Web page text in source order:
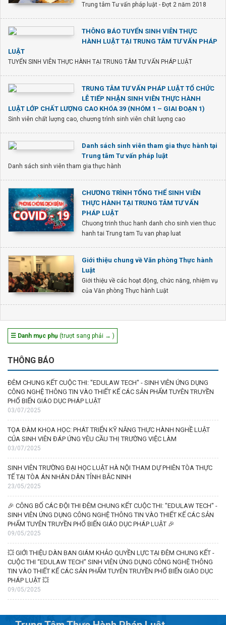
Trung tâm Tư vấn pháp luật - Đợt 2 năm 2018
THÔNG BÁO TUYỂN SINH VIÊN THỰC
HÀNH LUẬT TẠI TRUNG TÂM TƯ VẤN PHÁP
LUẬT
TUYỂN SINH VIÊN THỰC HÀNH TẠI TRUNG TÂM TƯ VẤN PHÁP LUẬT
TRUNG TÂM TƯ VẤN PHÁP LUẬT TỔ CHỨC
LỄ TIẾP NHẬN SINH VIÊN THỰC HÀNH
LUẬT LỚP CHẤT LƯỢNG CAO KHÓA 39 (NHÓM 1 – GIAI ĐOẠN 1)
Sinh viên chất lượng cao, chương trình sinh viên chất lượng cao
Danh sách sinh viên tham gia thực hành tại
Trung tâm Tư vấn pháp luật
Danh sách sinh viên tham gia thực hành
CHƯƠNG TRÌNH TỔNG THỂ SINH VIÊN
THỰC HÀNH TẠI TRUNG TÂM TƯ VẤN
PHÁP LUẬT
Chuong trinh thuc hanh danh cho sinh vien thuc
hanh tai Trung tam Tu van phap luat
Giới thiệu chung về Văn phòng Thực hành
Luật
Giới thiệu về các hoạt động, chức năng, nhiệm vụ
của Văn phòng Thực hành Luật
☰ Danh mục phụ (trượt sang phải → )
THÔNG BÁO
ĐÊM CHUNG KẾT CUỘC THI: "EDULAW TECH" - SINH VIÊN ỨNG DỤNG
CÔNG NGHỆ THÔNG TIN VÀO THIẾT KẾ CÁC SẢN PHẨM TUYÊN TRUYỀN
PHỔ BIẾN GIÁO DỤC PHÁP LUẬT
03/07/2025
TỌA ĐÀM KHOA HỌC: PHÁT TRIỂN KỸ NĂNG THỰC HÀNH NGHỀ LUẬT
CỦA SINH VIÊN ĐÁP ỨNG YÊU CẦU THỊ TRƯỜNG VIỆC LÀM
03/07/2025
SINH VIÊN TRƯỜNG ĐẠI HỌC LUẬT HÀ NỘI THAM DỰ PHIÊN TÒA THỰC
TẾ TẠI TÒA ÁN NHÂN DÂN TỈNH BẮC NINH
23/05/2025
🎉 CÔNG BỐ CÁC ĐỘI THI ĐÊM CHUNG KẾT CUỘC THI: "EDULAW TECH" -
SINH VIÊN ỨNG DỤNG CÔNG NGHỆ THÔNG TIN VÀO THIẾT KẾ CÁC SẢN
PHẨM TUYÊN TRUYỀN PHỔ BIẾN GIÁO DỤC PHÁP LUẬT 🎉
09/05/2025
💥 GIỚI THIỆU DÀN BAN GIÁM KHẢO QUYỀN LỰC TẠI ĐÊM CHUNG KẾT -
CUỘC THI “EDULAW TECH” SINH VIÊN ỨNG DỤNG CÔNG NGHỆ THÔNG
TIN VÀO THIẾT KẾ CÁC SẢN PHẨM TUYÊN TRUYỀN PHỔ BIẾN GIÁO DỤC
PHÁP LUẬT 💥
09/05/2025